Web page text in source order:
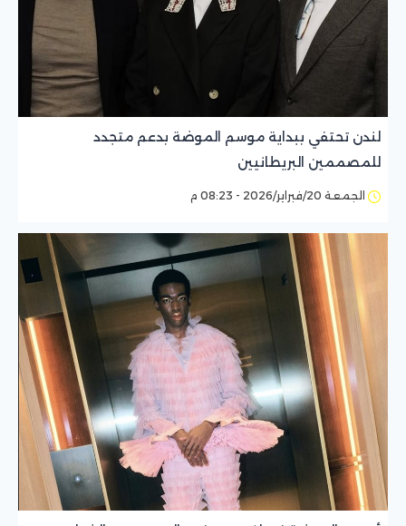
لندن تحتفي ببداية موسم الموضة بدعم متجدد
للمصممين البريطانيين
الجمعة 20/فبراير/2026 - 08:23 م